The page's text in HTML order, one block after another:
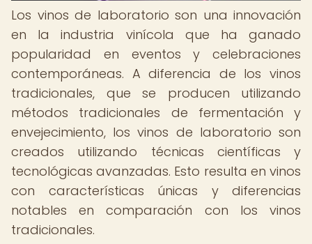
Los vinos de laboratorio son una innovación
en la industria vinícola que ha ganado
popularidad en eventos y celebraciones
contemporáneas. A diferencia de los vinos
tradicionales, que se producen utilizando
métodos tradicionales de fermentación y
envejecimiento, los vinos de laboratorio son
creados utilizando técnicas científicas y
tecnológicas avanzadas. Esto resulta en vinos
con características únicas y diferencias
notables en comparación con los vinos
tradicionales.